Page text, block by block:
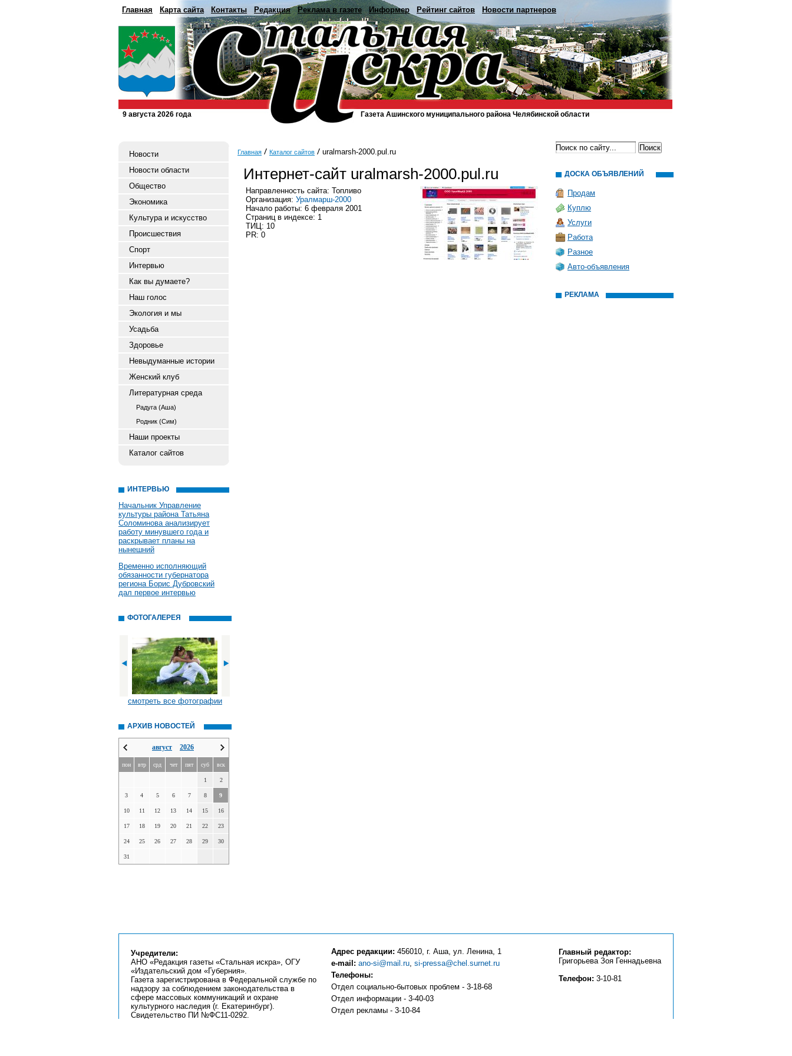
Главная Карта сайта Контакты Редакция Реклама в газете Информер Рейтинг сайтов Новости партнеров
9 августа 2026 года Газета Ашинского муниципального района Челябинской области
Новости
Новости области
Общество
Экономика
Культура и искусство
Происшествия
Спорт
Интервью
Как вы думаете?
Наш голос
Экология и мы
Усадьба
Здоровье
Невыдуманные истории
Женский клуб
Литературная среда
Радуга (Аша)
Родник (Сим)
Наши проекты
Каталог сайтов
ИНТЕРВЬЮ
Начальник Управление
культуры района Татьяна
Соломинова анализирует
работу минувшего года и
раскрывает планы на
нынешний
Временно исполняющий
обязанности губернатора
региона Борис Дубровский
дал первое интервью
ФОТОГАЛЕРЕЯ
смотреть все фотографии
АРХИВ НОВОСТЕЙ
август 2026
пон втр срд чет пят суб вск
1 2
3 4 5 6 7 8 9
10 11 12 13 14 15 16
17 18 19 20 21 22 23
24 25 26 27 28 29 30
31
Главная Каталог сайтов uralmarsh-2000.pul.ru
Интернет-сайт uralmarsh-2000.pul.ru
Направленность сайта: Топливо
Организация: Уралмарш-2000
Начало работы: 6 февраля 2001
Страниц в индексе: 1
ТИЦ: 10
PR: 0
ДОСКА ОБЪЯВЛЕНИЙ
Продам
Куплю
Услуги
Работа
Разное
Авто-объявления
РЕКЛАМА
Учредители:
АНО «Редакция газеты «Стальная искра», ОГУ
«Издательский дом «Губерния».
Газета зарегистрирована в Федеральной службе по
надзору за соблюдением законодательства в
сфере массовых коммуникаций и охране
культурного наследия (г. Екатеринбург).
Свидетельство ПИ №ФС11-0292.
Адрес редакции: 456010, г. Аша, ул. Ленина, 1
e-mail: ano-si@mail.ru, si-pressa@chel.surnet.ru
Телефоны:
Отдел социально-бытовых проблем - 3-18-68
Отдел информации - 3-40-03
Отдел рекламы - 3-10-84
Главный редактор:
Григорьева Зоя Геннадьевна
Телефон: 3-10-81